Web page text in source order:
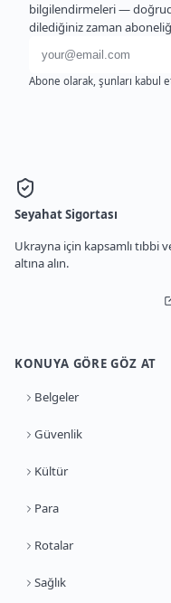
bilgilendirmeleri —
dilediğiniz zaman
E-posta adresi
Abone olarak, şunları kabul
Seyahat Sigortası
Ukrayna için kapsamlı tıbbi
altına alın.
KONUYA GÖRE GÖZ AT
Belgeler
Güvenlik
Kültür
Para
Rotalar
Sağlık